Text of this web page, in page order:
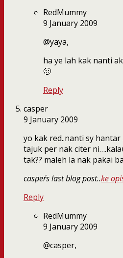
RedMummy
9 January 2009
@yaya,
ha ye lah kak nanti
🙂
Reply
casper
9 January 2009
yo kak red..nanti sy
tajuk per nak citer
tak?? maleh la nak pakai
casper´s last blog post..ke
Reply
RedMummy
9 January 2009
@casper,